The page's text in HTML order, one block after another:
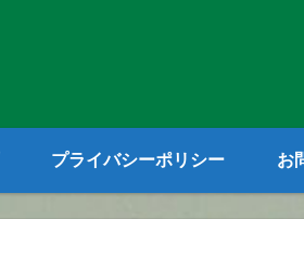
プライバシーポリシー お